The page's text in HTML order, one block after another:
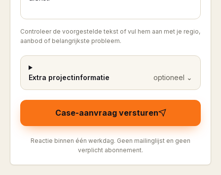
Controleer de voorgestelde tekst of vul hem aan met je regio,
aanbod of belangrijkste probleem.
Extra projectinformatie optioneel ⌄
Case-aanvraag versturen
Reactie binnen één werkdag. Geen mailinglijst en geen
verplicht abonnement.